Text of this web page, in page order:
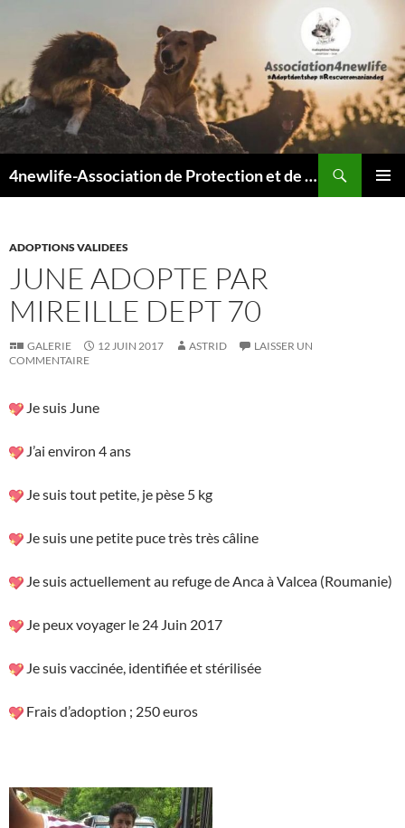
4newlife-Association de Protection et de défense animale. Loi de 1908
ADOPTIONS VALIDEES
JUNE ADOPTE PAR
MIREILLE DEPT 70
GALERIE 12 JUIN 2017 ASTRID
LAISSER UN
COMMENTAIRE
Je suis June
J’ai environ 4 ans
Je suis tout petite, je pèse 5 kg
Je suis une petite puce très très câline
Je suis actuellement au refuge de Anca à Valcea (Roumanie)
Je peux voyager le 24 Juin 2017
Je suis vaccinée, identifiée et stérilisée
Frais d’adoption ; 250 euros